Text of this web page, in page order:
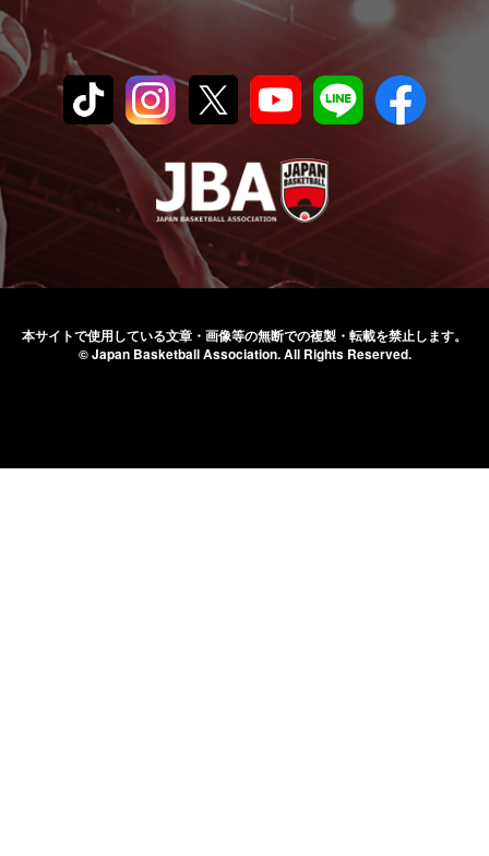
本サイトで使用している文章・画像等の無断での複製・転載を禁止します。
© Japan Basketball Association.All Rights Reserved.